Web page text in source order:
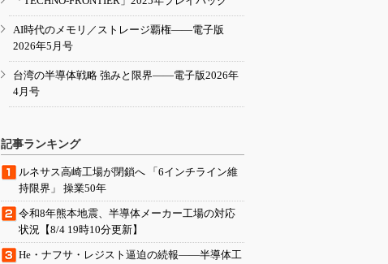
AI時代のメモリ／ストレージ覇権――電子版
2026年5月号
台湾の半導体戦略 強みと限界――電子版2026年
4月号
記事ランキング
ルネサス高崎工場が閉鎖へ 「6インチライン維
持限界」 操業50年
令和8年熊本地震、半導体メーカー工場の対応
状況【8/4 19時10分更新】
He・ナフサ・レジスト逼迫の続報――半導体工